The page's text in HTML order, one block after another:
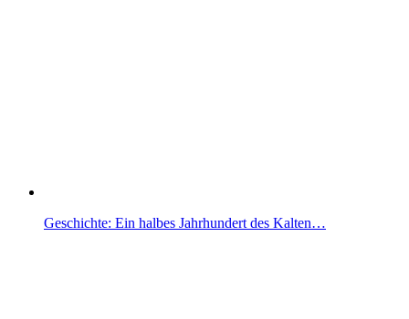
Geschichte: Ein halbes Jahrhundert des Kalten…